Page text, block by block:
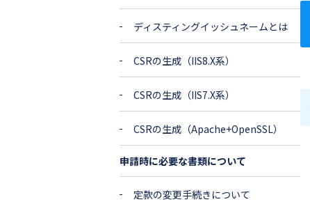
ディスティングイッシュネームとは
CSRの生成（IIS8.X系）
CSRの生成（IIS7.X系）
CSRの生成（Apache+OpenSSL）
申請時に必要な書類について
定款の変更手続きについて